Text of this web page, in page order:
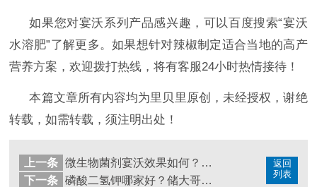
如果您对宴沃系列产品感兴趣，可以百度搜索“宴沃
水溶肥”了解更多。如果想针对辣椒制定适合当地的高产
营养方案，欢迎拨打热线，将有客服24小时热情接待！
本篇文章所有内容均为里贝里原创，未经授权，谢绝
转载，如需转载，须注明出处！
返回
列表
上一条
微生物菌剂宴沃效果如何？秦大哥这样说
下一条
磷酸二氢钾哪家好？储大哥说里贝里宴沃值得选择